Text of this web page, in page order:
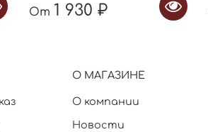
От 1 930 ₽
О МАГАЗИНЕ
О компании
Новости